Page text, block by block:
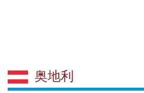
奥地利